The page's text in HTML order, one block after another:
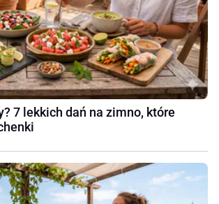
7 lekkich dań na zimno, które